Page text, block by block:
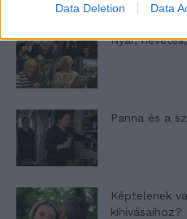
Data Deletion Data
Nyár,
Panna és a
Képtelenek
kihívásaihoz?